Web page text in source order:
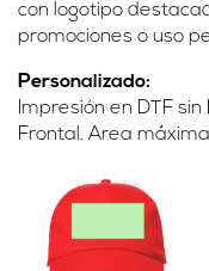
con logotipo
promociones o uso
Personalizado:
Impresión en DTF
Frontal. Area